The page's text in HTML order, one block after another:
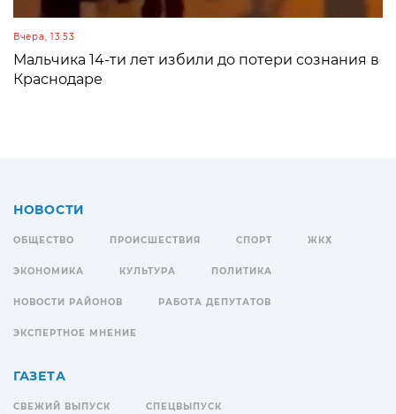
Вчера, 13:53
Мальчика 14-ти лет избили до потери сознания в
Краснодаре
НОВОСТИ
ОБЩЕСТВО ПРОИСШЕСТВИЯ СПОРТ ЖКХ
ЭКОНОМИКА КУЛЬТУРА ПОЛИТИКА
НОВОСТИ РАЙОНОВ РАБОТА ДЕПУТАТОВ
ЭКСПЕРТНОЕ МНЕНИЕ
ГАЗЕТА
СВЕЖИЙ ВЫПУСК СПЕЦВЫПУСК